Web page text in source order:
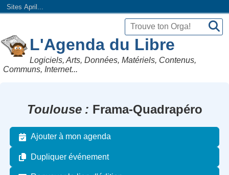
Sites April...
L'Agenda du Libre
Logiciels, Arts, Données, Matériels, Contenus,
Communs, Internet...
Toulouse Frama-Quadrapéro
Ajouter à mon agenda
Dupliquer événement